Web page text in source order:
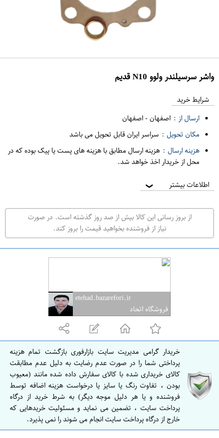
واشر سرسیلندر ولوو N10 قدیم
ف
ر
ت
ه
ر
ا
ص
ه
ن
ا
ص
ف
ه
ا
ن
شرایط خرید
ارسال از : اصفهان-اصفهان
مکان تحویل : سراسر ایران قابل تحویل می باشد
هزینه ارسال : هزینه ارسال مطابق با هزینه های پست یا پیک بوده که در
محل از خریدار اخذ خواهد شد.
اطلاعات بیشتر ❯
از بروز رسانی این کالا بیش از صد روز گذشته است. در صورت
نیاز از فروشنده بخواهید قیمت را بروز کند.
etehad.bazarefori.ir
فروشگاه اتحاد
خریدار گرامی مدیریت سایت بازارفوری بازگشت تمام هزینه
پرداختی شما را در صورت عدم رضایت به دلیل عدم مطابقت
کالای خریداری شده با کالای سفارش داده شده مانند (معیوب
بودن ، تفاوت رنگ یا سایز یا درخواست هزینه اضافه توسط
فروشنده و یا هر دلیل موجه دیگر) به شرط خرید از درگاه
پرداخت سایت ، تضمین می نماید و مسئولیت خریدهایی که
خارج از درگاه پرداخت سایت انجام می شوند را نمی پذیرد.